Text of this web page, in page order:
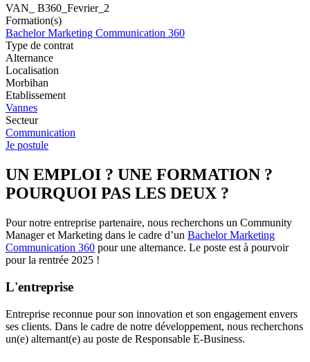
VAN_ B360_Fevrier_2
Formation(s)
Bachelor Marketing Communication 360
Type de contrat
Alternance
Localisation
Morbihan
Etablissement
Vannes
Secteur
Communication
Je postule
UN EMPLOI ? UNE FORMATION ?
POURQUOI PAS LES DEUX ?
Pour notre entreprise partenaire, nous recherchons un Community
Manager et Marketing dans le cadre d’un Bachelor Marketing
Communication 360 pour une alternance. Le poste est à pourvoir
pour la rentrée 2025 !
L'entreprise
Entreprise reconnue pour son innovation et son engagement envers
ses clients. Dans le cadre de notre développement, nous recherchons
un(e) alternant(e) au poste de Responsable E-Business.